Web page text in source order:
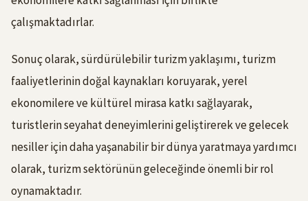
çalışmaktadırlar.
Sonuç olarak, sürdürülebilir turizm yaklaşımı, turizm
faaliyetlerinin doğal kaynakları koruyarak, yerel
ekonomilere ve kültürel mirasa katkı sağlayarak,
turistlerin seyahat deneyimlerini geliştirerek ve gelecek
nesiller için daha yaşanabilir bir dünya yaratmaya yardımcı
olarak, turizm sektörünün geleceğinde önemli bir rol
oynamaktadır.